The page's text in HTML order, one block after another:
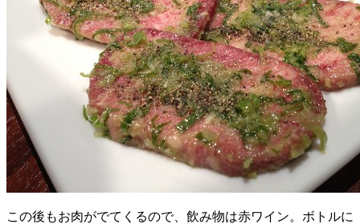
この後もお肉がでてくるので、飲み物は赤ワイン。ボトルに